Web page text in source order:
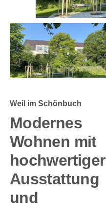
Weil im Schönbuch
Modernes
Wohnen mit
hochwertiger
Ausstattung
und